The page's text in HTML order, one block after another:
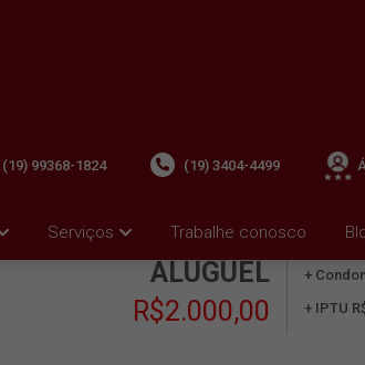
Serviços Trabalhe conosco
(19) 99368-1824 (19) 3404-4499
ALUGUEL
R$2.000,00
+
+ IPTU